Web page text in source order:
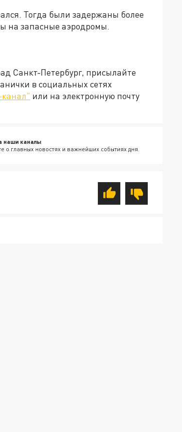
Тогда были задержаны более
на запасные аэродромы.
Санкт-Петербург, присылайте
в социальных сетях
или на электронную почту
наши каналы
о главных новостях и важнейших событиях дня.